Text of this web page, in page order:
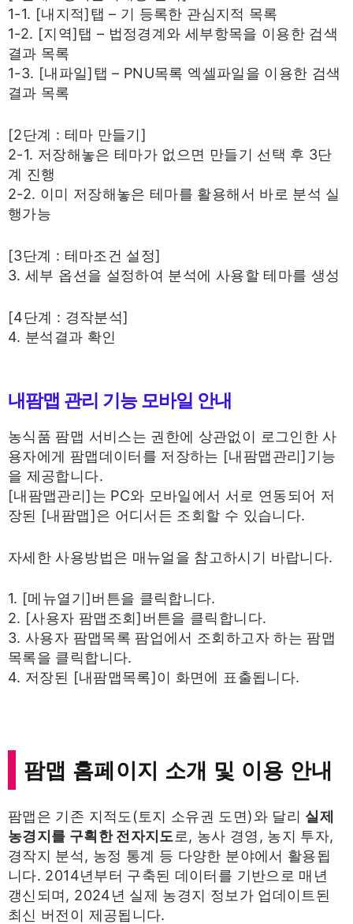
1-1. [내지적]탭 – 기 등록한 관심지적 목록
1-2. [지역]탭 – 법정경계와 세부항목을 이용한 검색
결과 목록
1-3. [내파일]탭 – PNU목록 엑셀파일을 이용한 검색
결과 목록
[2단계 : 테마 만들기]
2-1. 저장해놓은 테마가 없으면 만들기 선택 후 3단
계 진행
2-2. 이미 저장해놓은 테마를 활용해서 바로 분석 실
행가능
[3단계 : 테마조건 설정]
3. 세부 옵션을 설정하여 분석에 사용할 테마를 생성
[4단계 : 경작분석]
4. 분석결과 확인
내팜맵 관리 기능 모바일 안내
농식품 팜맵 서비스는 권한에 상관없이 로그인한 사
용자에게 팜맵데이터를 저장하는 [내팜맵관리]기능
을 제공합니다.
[내팜맵관리]는 PC와 모바일에서 서로 연동되어 저
장된 [내팜맵]은 어디서든 조회할 수 있습니다.
자세한 사용방법은 매뉴얼을 참고하시기 바랍니다.
1. [메뉴열기]버튼을 클릭합니다.
2. [사용자 팜맵조회]버튼을 클릭합니다.
3. 사용자 팜맵목록 팜업에서 조회하고자 하는 팜맵
목록을 클릭합니다.
4. 저장된 [내팜맵목록]이 화면에 표출됩니다.
팜맵 홈페이지 소개 및 이용 안내
팜맵은 기존 지적도(토지 소유권 도면)와 달리 실제
농경지를 구획한 전자지도 로, 농사 경영, 농지 투자,
경작지 분석, 농정 통계 등 다양한 분야에서 활용됩
니다. 2014년부터 구축된 데이터를 기반으로 매년
갱신되며, 2024년 실제 농경지 정보가 업데이트된
최신 버전이 제공됩니다.